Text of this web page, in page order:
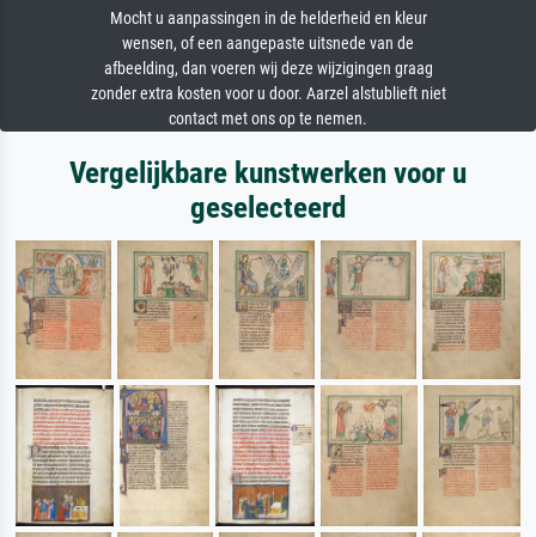
Mocht u aanpassingen in de helderheid en kleur
wensen, of een aangepaste uitsnede van de
afbeelding, dan voeren wij deze wijzigingen graag
zonder extra kosten voor u door. Aarzel alstublieft niet
contact met ons op te nemen.
Vergelijkbare kunstwerken voor u
geselecteerd